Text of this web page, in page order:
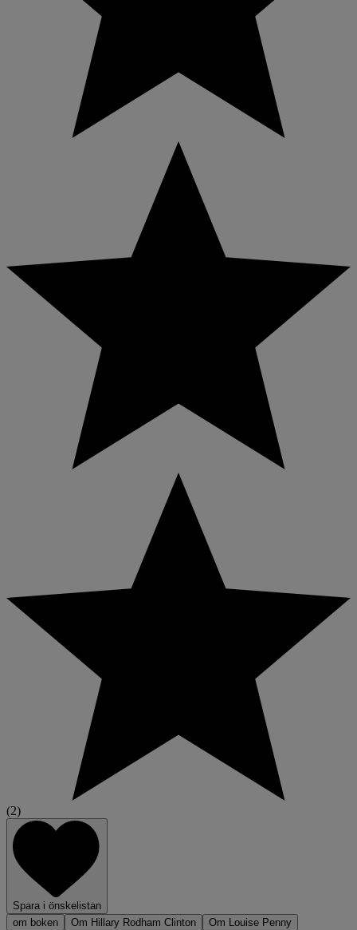
(2)
Spara i önskelistan
om boken
Om Hillary Rodham Clinton
Om Louise Penny